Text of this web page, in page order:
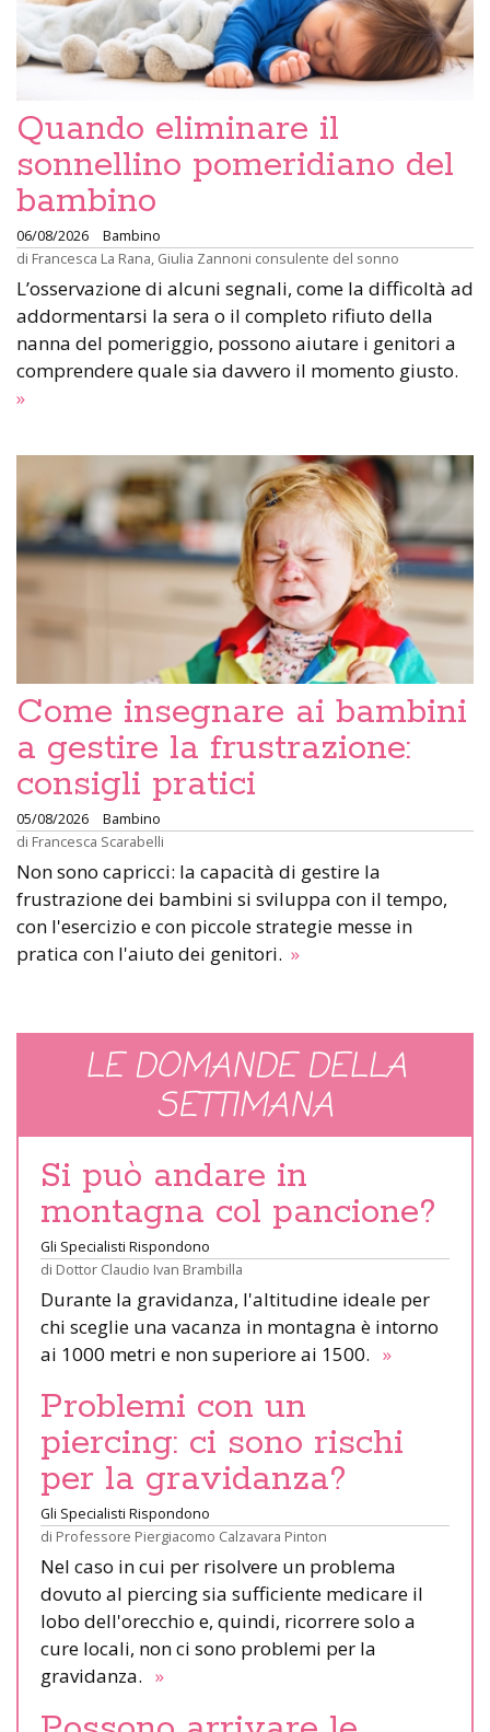
Quando eliminare il
sonnellino pomeridiano del
bambino
06/08/2026
Bambino
di Francesca La Rana, Giulia Zannoni consulente del sonno
L’osservazione di alcuni segnali, come la difficoltà ad
addormentarsi la sera o il completo rifiuto della
nanna del pomeriggio, possono aiutare i genitori a
comprendere quale sia davvero il momento giusto.
»
Come insegnare ai bambini
a gestire la frustrazione:
consigli pratici
05/08/2026
Bambino
di Francesca Scarabelli
Non sono capricci: la capacità di gestire la
frustrazione dei bambini si sviluppa con il tempo,
con l'esercizio e con piccole strategie messe in
pratica con l'aiuto dei genitori. »
LE DOMANDE DELLA
SETTIMANA
Si può andare in
montagna col pancione?
Gli Specialisti Rispondono
di Dottor Claudio Ivan Brambilla
Durante la gravidanza, l'altitudine ideale per
chi sceglie una vacanza in montagna è intorno
ai 1000 metri e non superiore ai 1500. »
Problemi con un
piercing: ci sono rischi
per la gravidanza?
Gli Specialisti Rispondono
di Professore Piergiacomo Calzavara Pinton
Nel caso in cui per risolvere un problema
dovuto al piercing sia sufficiente medicare il
lobo dell'orecchio e, quindi, ricorrere solo a
cure locali, non ci sono problemi per la
gravidanza. »